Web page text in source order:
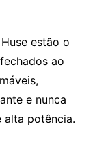
estão o
ao
e nunca
alta potência.